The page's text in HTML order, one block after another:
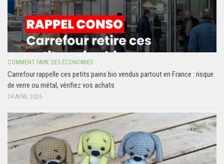
COMMENT FAIRE DES ÉCONOMIES
Carrefour rappelle ces petits pains bio vendus partout en France : risque
de verre ou métal, vérifiez vos achats
24 AVRIL 2026